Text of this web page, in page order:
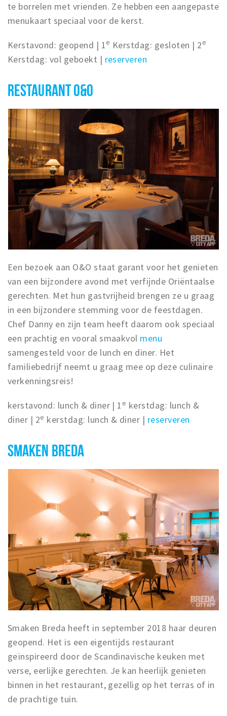
te borrelen met vrienden. Ze hebben een aangepaste
menukaart speciaal voor de kerst.
Kerstavond: geopend | 1e Kerstdag: gesloten | 2e
Kerstdag: vol geboekt | reserveren
RESTAURANT O&O
Een bezoek aan O&O staat garant voor het genieten
van een bijzondere avond met verfijnde Oriëntaalse
gerechten. Met hun gastvrijheid brengen ze u graag
in een bijzondere stemming voor de feestdagen.
Chef Danny en zijn team heeft daarom ook speciaal
een prachtig en vooral smaakvol menu
samengesteld voor de lunch en diner. Het
familiebedrijf neemt u graag mee op deze culinaire
verkenningsreis!
kerstavond: lunch & diner | 1 e kerstdag: lunch &
diner | 2e kerstdag: lunch & diner | reserveren
SMAKEN BREDA
Smaken Breda heeft in september 2018 haar deuren
geopend. Het is een eigentijds restaurant
geïnspireerd door de Scandinavische keuken met
verse, eerlijke gerechten. Je kan heerlijk genieten
binnen in het restaurant, gezellig op het terras of in
de prachtige tuin.